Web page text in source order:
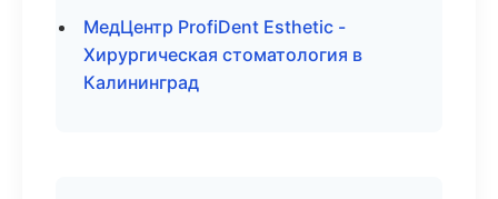
МедЦентр ProfiDent Esthetic -
Хирургическая стоматология в
Калининград